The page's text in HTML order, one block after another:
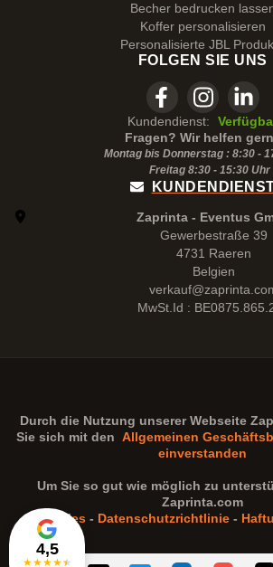
4,5
★★★★★
Becher bedrucken
Koffer personalisieren
Personalisierte JBL
FOLGEN SIE UNS
Kundendienst:
Fragen? Wir helfen
Montag bis Donnerstag : 8:30 -
Freitag 8:30 - 15:30Uhr
Zaprinta - Eventus
Gewerbestraße 39
4731 Raeren
Belgien
MwSt.Id :
Durch die Nutzung unserer Webseite
Sie sich mit den Allgemeinen
einverstanden
Um Sie so gut wie möglich zu
Zaprinta.com
Cookies - Datenschutzrichtlinie -